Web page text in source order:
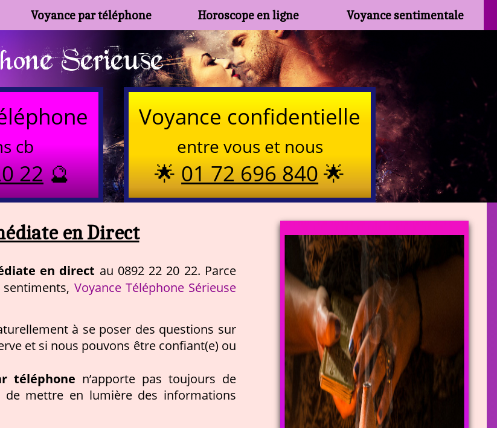
Voyance par téléphone Horoscope en ligne Voyance sentimentale
Serieuse
cb
22🔮
Voyance confidentielle
entre vous et nous
🌟01 72 696 840🌟
en Direct
en direct au 0892 22 20 22. Parce
Voyance Téléphone Sérieuse
à se poser des questions sur
et si nous pouvons être confiant(e) ou
téléphone n’apporte pas toujours de
de mettre en lumière des informations